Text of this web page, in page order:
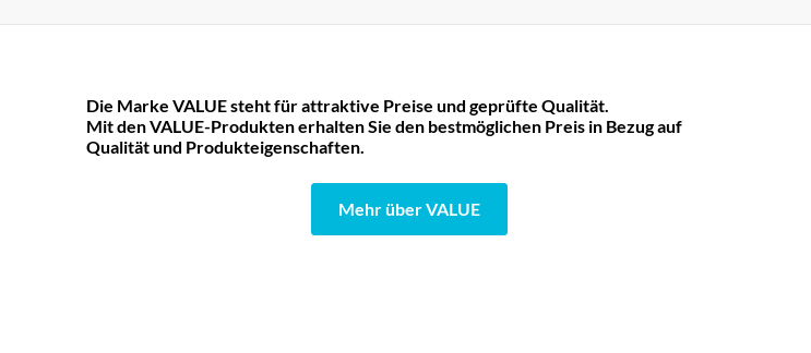
Die Marke VALUE steht für attraktive Preise und geprüfte Qualität.
Mit den VALUE-Produkten erhalten Sie den bestmöglichen Preis in Bezug auf
Qualität und Produkteigenschaften.
Mehr über VALUE